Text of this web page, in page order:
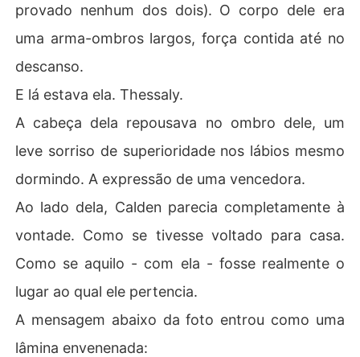
provado nenhum dos dois). O corpo dele era
uma arma-ombros largos, força contida até no
descanso.
E lá estava ela. Thessaly.
A cabeça dela repousava no ombro dele, um
leve sorriso de superioridade nos lábios mesmo
dormindo. A expressão de uma vencedora.
Ao lado dela, Calden parecia completamente à
vontade. Como se tivesse voltado para casa.
Como se aquilo - com ela - fosse realmente o
lugar ao qual ele pertencia.
A mensagem abaixo da foto entrou como uma
lâmina envenenada: